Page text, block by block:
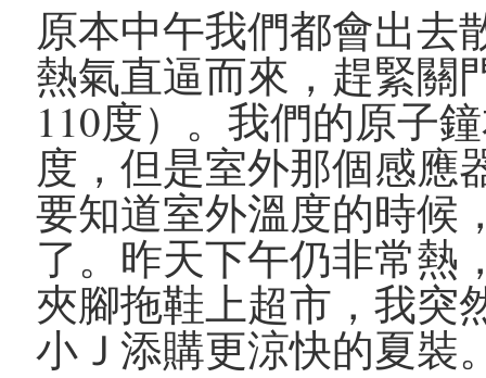
原本中午我們都會出去
熱氣直逼而來，趕緊關
110度）。我們的原子
度，但是室外那個感應
要知道室外溫度的時候
了。昨天下午仍非常熱
夾腳拖鞋上超市，我突
小Ｊ添購更涼快的夏裝